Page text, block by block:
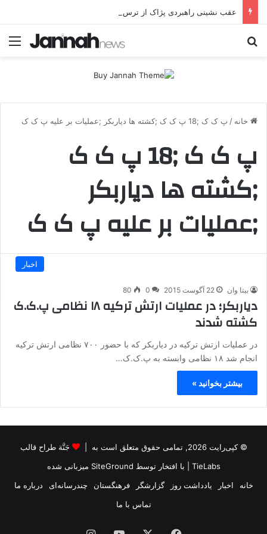
عقب نشینی راهبردی پژاک از ترس حملات پهپادی موشکی ایران
خانه / پ ک ک ;18 پ ک ک ;کشته ها دیاربکر ;عملیات بر علیه پ ک ک
پ ک ک ;18 پ ک ک
;کشته ها دیاربکر
;عملیات بر علیه پ ک ک
اخبار
بیتا وان 22 آگوست 2015 0
80
دیاربکر؛ در عملیات ارتش ترکیه ۱۸ نظامی پ.ک.ک
کشته شدند
در عملیات ارتش ترکیه در دیاربکر که با حضور ۷۰۰ نظامی ارتش ترکیه
انجام شد ۱۸ نظامی وابسته به پ.ک.ک…
بیشتر بخوانید »
© کپی‌رایت 2026, تمامی حقوق متعلق است به |
جَنَّة طراح قالب
TieLabs | با افتخار توسط SiteGround میزبانی شده
خانه
اخبار یادداشت روز گزارشگر فرهنگستان چندرسانه‌ای
درباره ما
تماس با ما